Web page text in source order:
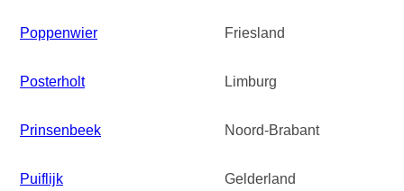
Poppenwier Friesland
Posterholt Limburg
Prinsenbeek Noord-Brabant
Puiflijk Gelderland